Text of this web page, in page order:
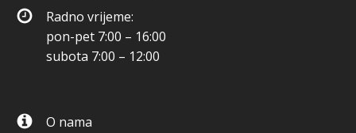
Radno vrijeme:
pon-pet 7:00 – 16:00
subota 7:00 – 12:00
O nama